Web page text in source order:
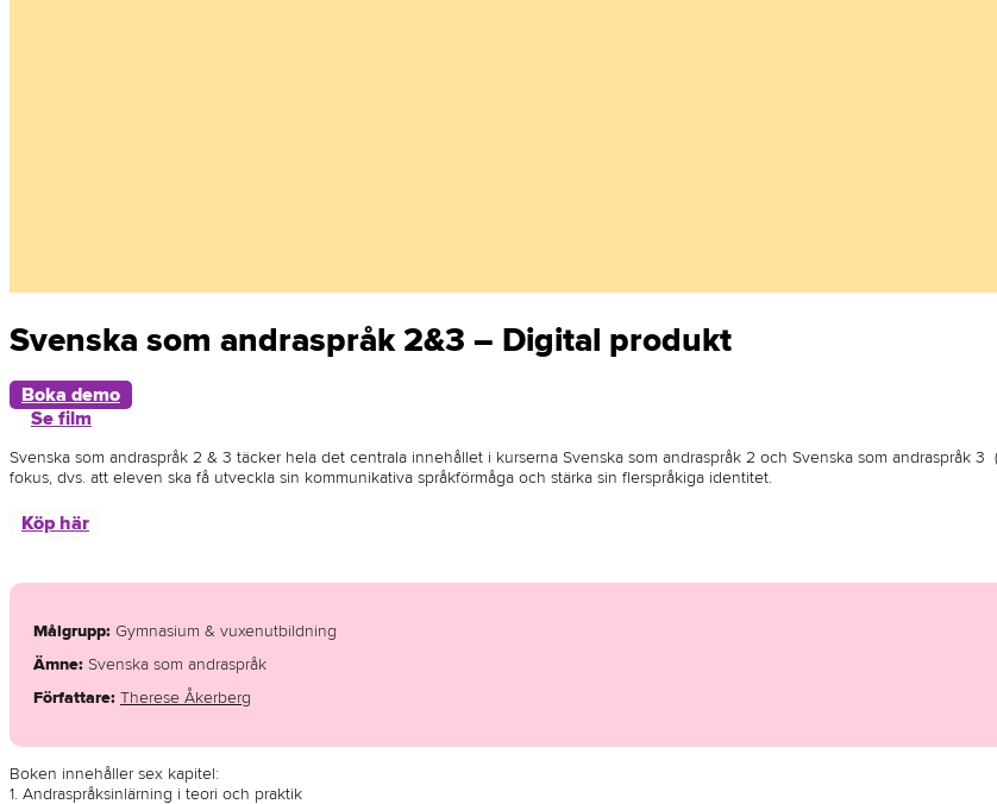
Svenska som andraspråk 2&3 – Digital produkt
Boka demo
Se film
Svenska som andraspråk 2 & 3 täcker hela det centrala innehållet i kurserna Svenska som andraspråk 2 och Svenska som andraspråk
fokus, dvs. att eleven ska få utveckla sin kommunikativa språkförmåga och stärka sin flerspråkiga identitet.
Köp här
Målgrupp: Gymnasium & vuxenutbildning
Ämne: Svenska som andraspråk
Författare: Therese Åkerberg
Boken innehåller sex kapitel:
1. Andraspråksinlärning i teori och praktik